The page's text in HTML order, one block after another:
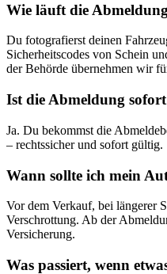
Wie läuft die
Du fotografierst deinen
Sicherheitscodes von Schein
der Behörde übernehmen wir
Ist die Abmeldung
Ja. Du bekommst die
– rechtssicher und sofort gültig.
Wann sollte ich mein
Vor dem Verkauf, bei längerer
Verschrottung. Ab der
Versicherung.
Was passiert, wenn